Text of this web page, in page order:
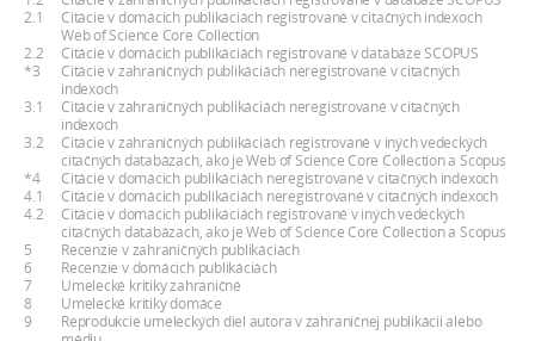
o
n
o
c
h
2.1
Citácie v domácich publikáciách registrované v citačných indexoch
Web of Science Core Collection
2.2
Citácie v domácich publikáciách registrované v databáze SCOPUS
*3
Citácie v zahraničných publikáciách neregistrované v citačných
indexoch
3.1
Citácie v zahraničných publikáciách neregistrované v citačných
indexoch
3.2
Citácie v zahraničných publikáciách registrované v iných vedeckých
citačných databázach, ako je Web of Science Core Collection a Scopus
*4
Citácie v domácich publikáciách neregistrované v citačných indexoch
4.1
Citácie v domácich publikáciách neregistrované v citačných indexoch
4.2
Citácie v domácich publikáciách registrované v iných vedeckých
citačných databázach, ako je Web of Science Core Collection a Scopus
5
Recenzie v zahraničných publikáciách
6
Recenzie v domácich publikáciách
7
Umelecké kritiky zahraničné
8
Umelecké kritiky domáce
9
Reprodukcie umeleckých diel autora v zahraničnej publikácii alebo